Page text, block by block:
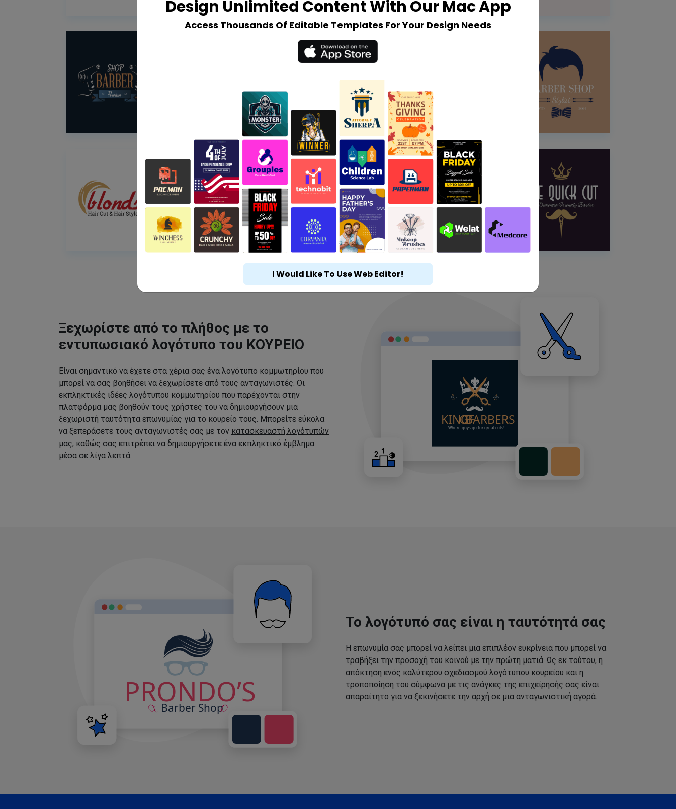
Ξεχωρίστε από το πλήθος με το
εντυπωσιακό λογότυπο του ΚΟΥΡΕΙΟ
Είναι σημαντικό να έχετε στα χέρια σας ένα λογότυπο κομμωτηρίου που
μπορεί να σας βοηθήσει να ξεχωρίσετε από τους ανταγωνιστές. Οι
εκπληκτικές ιδέες λογότυπου κομμωτηρίου που παρέχονται στην
πλατφόρμα μας βοηθούν τους χρήστες του να δημιουργήσουν μια
ξεχωριστή ταυτότητα επωνυμίας για το κουρείο τους. Μπορείτε εύκολα
να ξεπεράσετε τους ανταγωνιστές σας με τον κατασκευαστή λογότυπών
μας, καθώς σας επιτρέπει να δημιουργήσετε ένα εκπληκτικό έμβλημα
μέσα σε λίγα λεπτά.
Το λογότυπό σας είναι η ταυτότητά σας
Η επωνυμία σας μπορεί να λείπει μια επιπλέον ευκρίνεια που μπορεί να
τραβήξει την προσοχή του κοινού με την πρώτη ματιά. Ως εκ τούτου, η
απόκτηση ενός καλύτερου σχεδιασμού λογότυπου κουρείου και η
τροποποίηση του σύμφωνα με τις ανάγκες της επιχείρησής σας είναι
απαραίτητο για να ξεκινήσετε την αρχή σε μια ανταγωνιστική αγορά.
Design Unlimited Content With Our Mac App
Access Thousands Of Editable Templates For Your Design Needs
I Would Like To Use Web Editor!